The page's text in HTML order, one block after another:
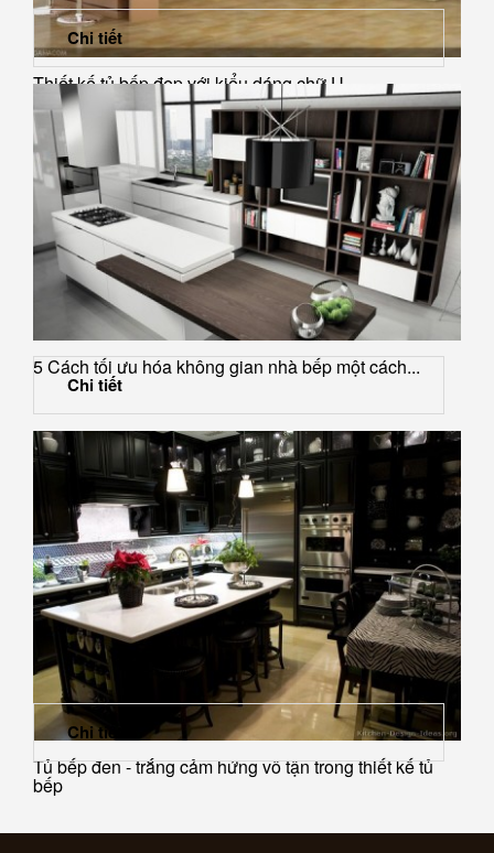
Thiết kế tủ bếp đẹp với kiểu dáng chữ U
Chi tiết
5 Cách tối ưu hóa không gian nhà bếp một cách...
Chi tiết
Tủ bếp đen - trắng cảm hứng vô tận trong thiết kế tủ
bếp
Chi tiết